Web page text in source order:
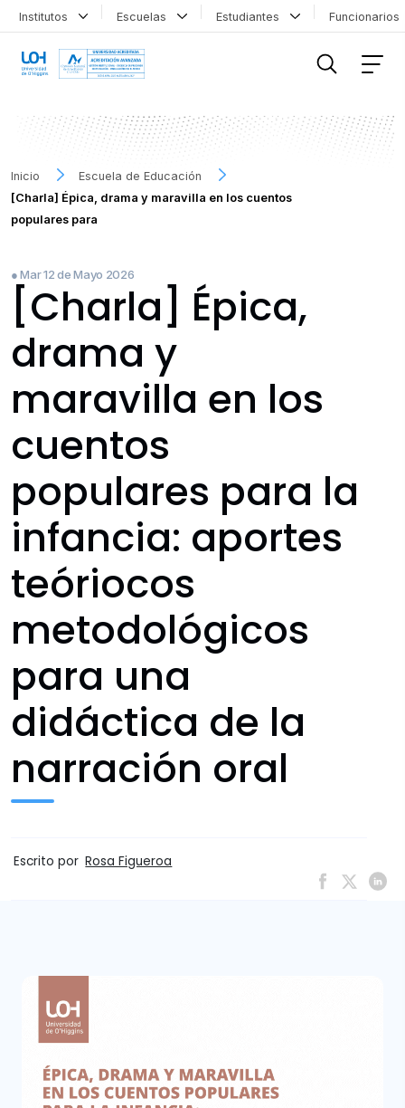
Institutos Escuelas Estudiantes
Inicio
Escuela de Educación
[Charla] Épica, drama y maravilla en los cuentos
populares para
● Mar 12 de Mayo 2026
[Charla] Épica,
drama y
maravilla en los
cuentos
populares para la
infancia: aportes
teóriocos
metodológicos
para una
didáctica de la
narración oral
Escrito por Rosa Figueroa